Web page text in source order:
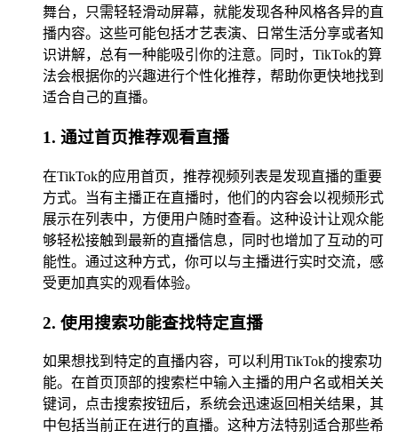
舞台，只需轻轻滑动屏幕，就能发现各种风格各异的直
播内容。这些可能包括才艺表演、日常生活分享或者知
识讲解，总有一种能吸引你的注意。同时，TikTok的算
法会根据你的兴趣进行个性化推荐，帮助你更快地找到
适合自己的直播。
1. 通过首页推荐观看直播
在TikTok的应用首页，推荐视频列表是发现直播的重要
方式。当有主播正在直播时，他们的内容会以视频形式
展示在列表中，方便用户随时查看。这种设计让观众能
够轻松接触到最新的直播信息，同时也增加了互动的可
能性。通过这种方式，你可以与主播进行实时交流，感
受更加真实的观看体验。
2. 使用搜索功能查找特定直播
如果想找到特定的直播内容，可以利用TikTok的搜索功
能。在首页顶部的搜索栏中输入主播的用户名或相关关
键词，点击搜索按钮后，系统会迅速返回相关结果，其
中包括当前正在进行的直播。这种方法特别适合那些希